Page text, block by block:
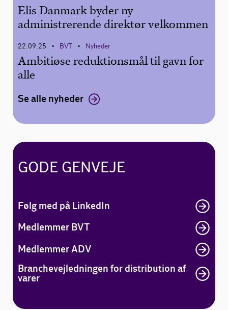
Elis Danmark byder ny
administrerende direktør velkommen
22.09.25 • BVT • Nyheder
Ambitiøse reduktionsmål til gavn for
alle
Se alle nyheder
GODE GENVEJE
Følg med på LinkedIn
Medlemmer BVT
Medlemmer ADV
Branchevejledningen for distribution af
varer